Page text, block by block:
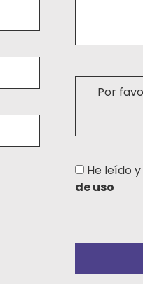
Por
He leído
de uso
favor,
este